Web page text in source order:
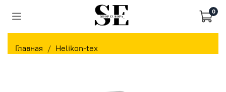
0
Главная Helikon-tex